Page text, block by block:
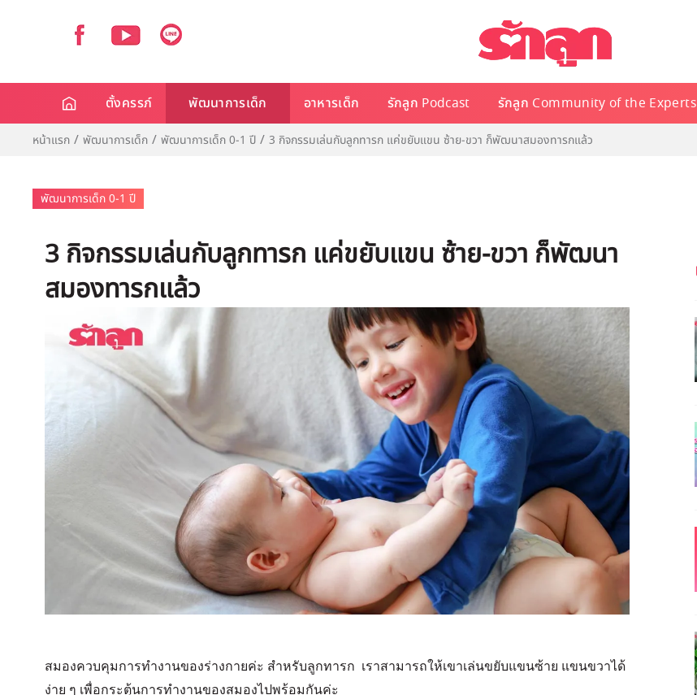
ตั้งครรภ์ พัฒนาการเด็ก อาหารเด็ก รักลูก Podcast รักลูก Community of the Experts
หน้าแรก พัฒนาการเด็ก พัฒนาการเด็ก 0-1 ปี 3 กิจกรรมเล่นกับลูกทารก แค่ขยับแขน ซ้าย-ขวา ก็พัฒนาสมองทารกแล้ว
พัฒนาการเด็ก 0-1 ปี
3 กิจกรรมเล่นกับลูกทารก แค่ขยับแขน ซ้าย-ขวา ก็พัฒนา
สมองทารกแล้ว
สมองควบคุมการทำงานของร่างกายค่ะ สำหรับลูกทารก เราสามารถให้เขาเล่นขยับแขนซ้าย แขนขวาได้
ง่าย ๆ เพื่อกระตุ้นการทำงานของสมองไปพร้อมกันค่ะ